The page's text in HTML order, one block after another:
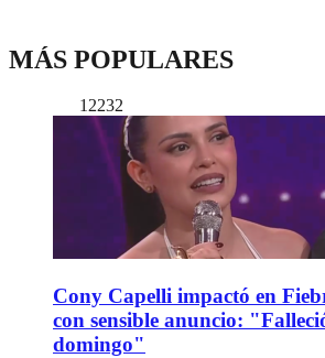
MÁS POPULARES
12232
Cony Capelli impactó en
con sensible anuncio:
domingo"